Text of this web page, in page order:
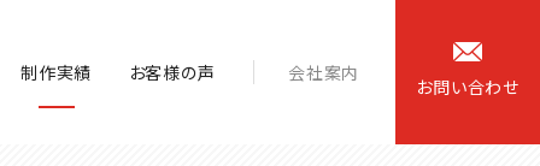
制作実績 お客様の声 会社案内
お問い合わせ